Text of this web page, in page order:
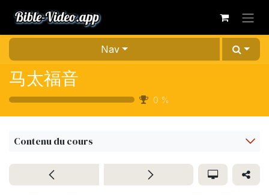
Nav
马太福音
0 %
Contenu du cours